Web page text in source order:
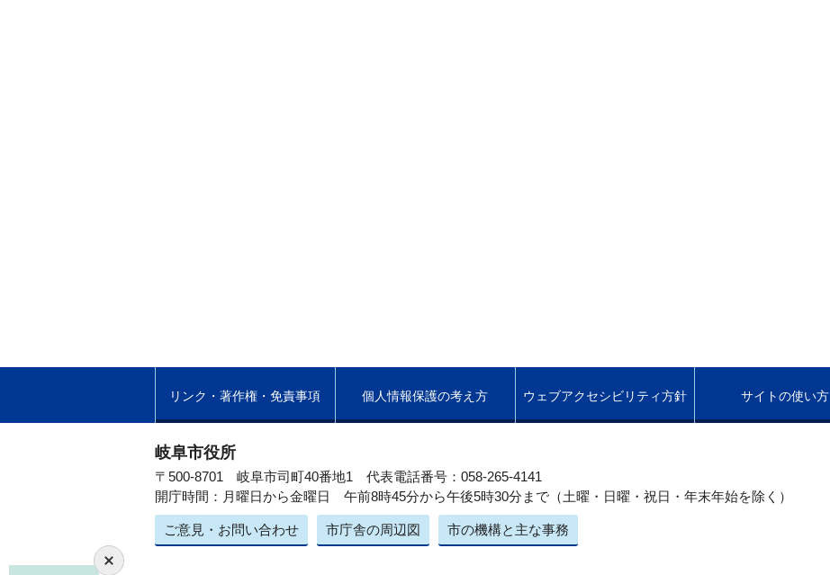
リンク・著作権・免責事項 個人情報保護の考え方 ウェブアクセシビリティ方針 サイトの使い方
岐阜市役所
〒500-8701 岐阜市司町40番地1 代表電話番号：058-265-4141
開庁時間：月曜日から金曜日 午前8時45分から午後5時30分まで（土曜・日曜・祝日・年末年始を除く）
ご意見・お問い合わせ 市庁舎の周辺図 市の機構と主な事務